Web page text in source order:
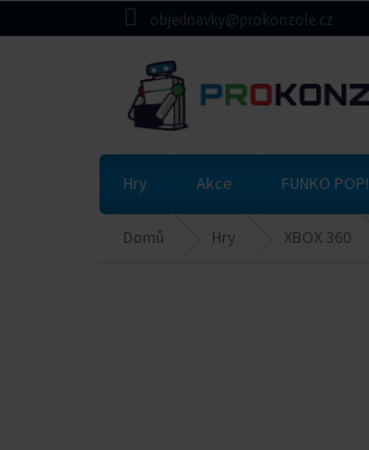
na
objednavky@prokonzole.cz
Hry Akce FUNKO POP!
Domů Hry XBOX 360